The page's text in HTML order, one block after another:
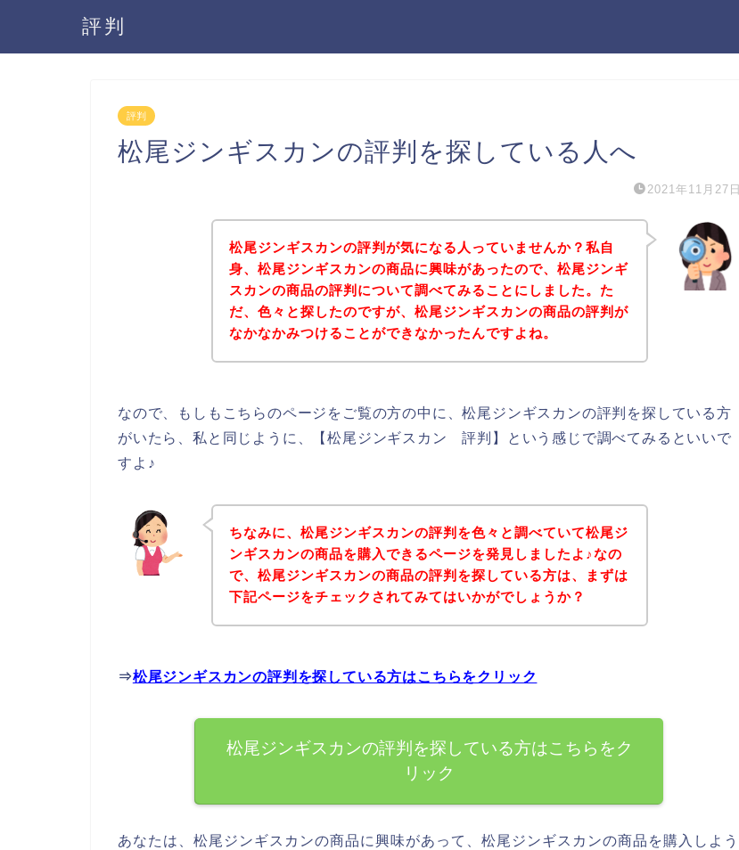
評判
評判
松尾ジンギスカンの評判を探している人へ
2021年11月27日
松尾ジンギスカンの評判が気になる人っていませんか？私自
身、松尾ジンギスカンの商品に興味があったので、松尾ジンギ
スカンの商品の評判について調べてみることにしました。た
だ、色々と探したのですが、松尾ジンギスカンの商品の評判が
なかなかみつけることができなかったんですよね。
なので、もしもこちらのページをご覧の方の中に、松尾ジンギスカンの評判を探している方
がいたら、私と同じように、【松尾ジンギスカン 評判】という感じで調べてみるといいで
すよ♪
ちなみに、松尾ジンギスカンの評判を色々と調べていて松尾ジ
ンギスカンの商品を購入できるページを発見しましたよ♪なの
で、松尾ジンギスカンの商品の評判を探している方は、まずは
下記ページをチェックされてみてはいかがでしょうか？
⇒松尾ジンギスカンの評判を探している方はこちらをクリック
松尾ジンギスカンの評判を探している方はこちらをク
リック
あなたは、松尾ジンギスカンの商品に興味があって、松尾ジンギスカンの商品を購入しよう